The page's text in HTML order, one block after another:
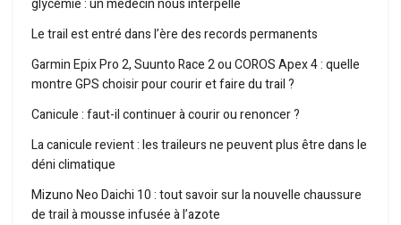
glycémie : un medecin nous interpelle
Le trail est entré dans l’ère des records permanents
Garmin Epix Pro 2, Suunto Race 2 ou COROS Apex 4 : quelle
montre GPS choisir pour courir et faire du trail ?
Canicule : faut-il continuer à courir ou renoncer ?
La canicule revient : les traileurs ne peuvent plus être dans le
déni climatique
Mizuno Neo Daichi 10 : tout savoir sur la nouvelle chaussure
de trail à mousse infusée à l’azote